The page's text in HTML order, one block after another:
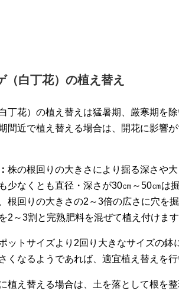
白丁花） の植え替え
丁花）の植え替えは猛暑期、厳寒期を
間近で植え替える場合は、開花に影響
株の根回りの大きさにより掘る深さや
少なくとも直径・深さが30㎝～50㎝は
根回りの大きさの2～3倍の広さに穴を
2～3割と完熟肥料を混ぜて植え付けま
ットサイズより2回り大きなサイズの
くなるようであれば、適宜植え替えを
植え替える場合は、土を落として根を